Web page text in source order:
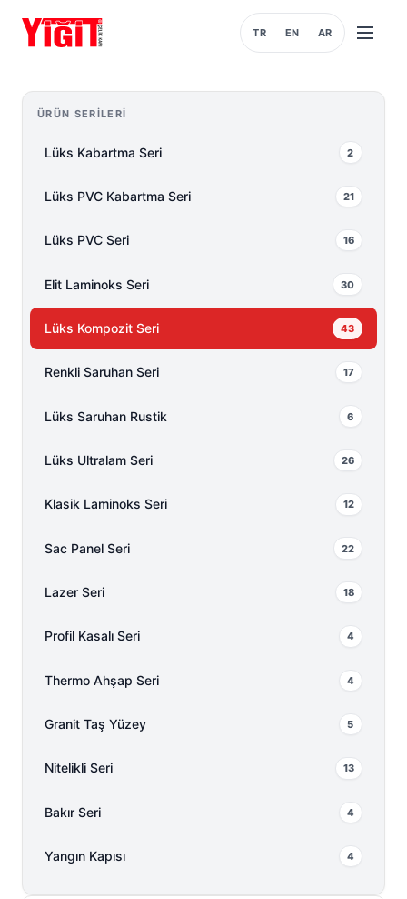
TR EN AR
Menüyü
ÜRÜN SERILERI
Lüks Kabartma Seri 2
Lüks PVC Kabartma Seri 21
Lüks PVC Seri 16
Elit Laminoks Seri 30
Lüks Kompozit Seri 43
Renkli Saruhan Seri 17
Lüks Saruhan Rustik 6
Lüks Ultralam Seri 26
Klasik Laminoks Seri 12
Sac Panel Seri 22
Lazer Seri 18
Profil Kasalı Seri 4
Thermo Ahşap Seri 4
Granit Taş Yüzey 5
Nitelikli Seri 13
Bakır Seri 4
Yangın Kapısı 4